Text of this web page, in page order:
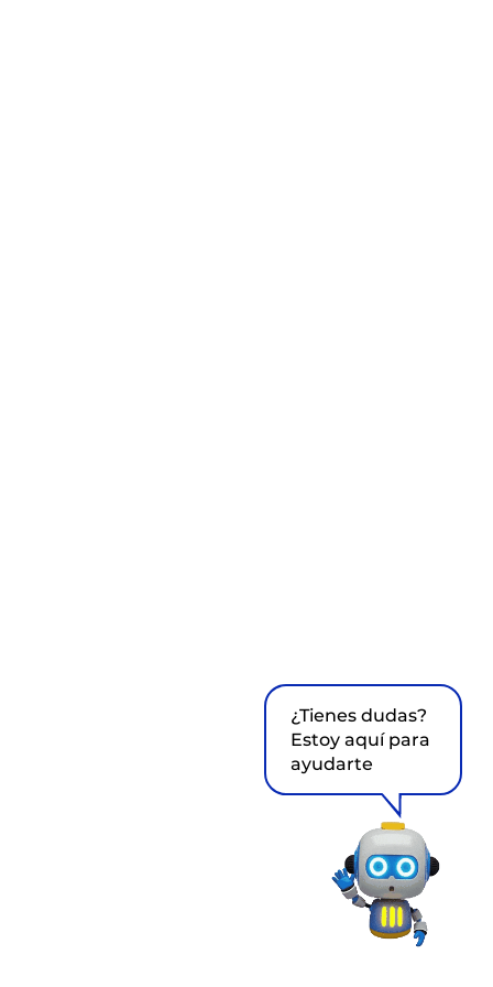
¿Tienes dudas?
Estoy aquí para
ayudarte